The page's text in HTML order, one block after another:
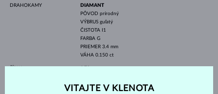
DRAHOKAMY
DIAMANT
PÔVOD prírodný
VÝBRUS guľatý
ČISTOTA
I1
FARBA G
PRIEMER 3.4 mm
VÁHA 0.150 ct
VITAJTE V KLENOTA